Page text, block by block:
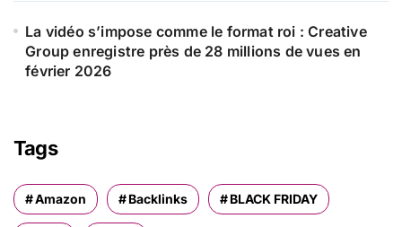
La vidéo s’impose comme le format roi : Creative
Group enregistre près de 28 millions de vues en
février 2026
Tags
Amazon Backlinks BLACK FRIDAY